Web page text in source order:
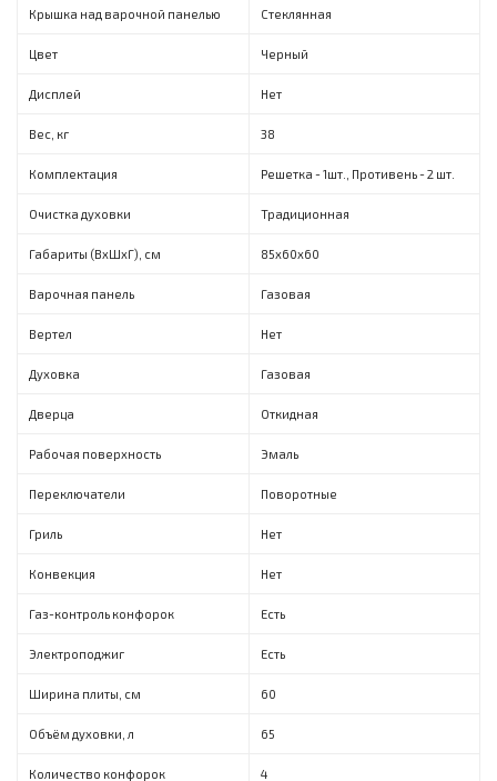
Крышка над варочной панелью Стеклянная
Цвет Черный
Дисплей Нет
Вес, кг 38
Комплектация Решетка - 1шт., Противень - 2 шт.
Очистка духовки Традиционная
Габариты (ВxШxГ), см 85х60х60
Варочная панель Газовая
Вертел Нет
Духовка Газовая
Дверца Откидная
Рабочая поверхность Эмаль
Переключатели Поворотные
Гриль Нет
Конвекция Нет
Газ-контроль конфорок Есть
Электроподжиг Есть
Ширина плиты, см 60
Объём духовки, л 65
Количество конфорок 4